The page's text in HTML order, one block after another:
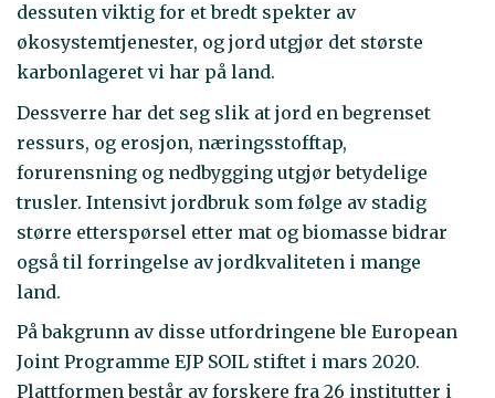
dessuten viktig for et bredt spekter av
økosystemtjenester, og jord utgjør det største
karbonlageret vi har på land.
Dessverre har det seg slik at jord en begrenset
ressurs, og erosjon, næringsstofftap,
forurensning og nedbygging utgjør betydelige
trusler. Intensivt jordbruk som følge av stadig
større etterspørsel etter mat og biomasse bidrar
også til forringelse av jordkvaliteten i mange
land.
På bakgrunn av disse utfordringene ble European
Joint Programme EJP SOIL stiftet i mars 2020.
Plattformen består av forskere fra 26 institutter i